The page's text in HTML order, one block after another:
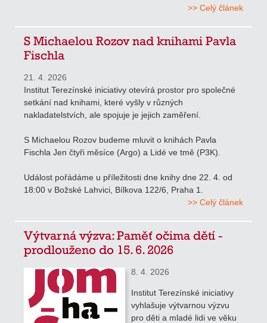
>> Celý článek
S Michaelou Rozov nad knihami Pavla
Fischla
21. 4. 2026
Institut Terezínské iniciativy otevírá prostor pro společné
setkání nad knihami, které vyšly v různých
nakladatelstvích, ale spojuje je jejich zaměření.
S Michaelou Rozov budeme mluvit o knihách Pavla
Fischla Jen čtyři měsíce (Argo) a Lidé ve tmě (P3K).
Událost pořádáme u příležitosti dne knihy dne 22. 4. od
18:00 v Božské Lahvici, Bílkova 122/6, Praha 1.
>> Celý článek
Výtvarná výzva: Paměť očima dětí -
prodlouženo do 15. 6. 2026
8. 4. 2026
Institut Terezínské iniciativy
vyhlašuje výtvarnou výzvu
pro děti a mladé lidi ve věku